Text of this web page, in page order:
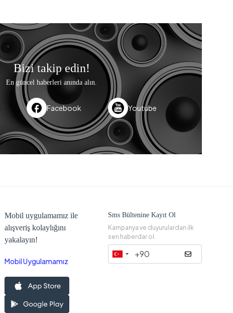
Bizi takip edin!
En güncel haberleri anında alın.
Facebook Youtube
Mobil uygulamamız ile
alışveriş kolaylığını
yakalayın!
Mobil Uygulamamız
Sms Bültenine Kayıt Ol
Kampanya ve duyurulardan ilk
sen haberdar ol.